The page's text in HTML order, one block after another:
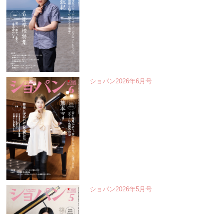
ショパン2026年6月号
ショパン2026年5月号